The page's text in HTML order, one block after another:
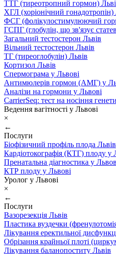
ТТГ (тиреотропний гормон)
ХГЛ (хоріонічний гонадотропін)
ФСГ (фолікулостимулюючий
ГСПГ (глобулін, що зв'язує
Загальний тестостерон Львів
Вільний тестостерон Львів
ТГ (тиреоглобулін) Львів
Кортизол Львів
Спермограма у Львові
Антимюлерів гормон (АМГ) у
Аналізи на гормони у Львові
CarrierSeq: тест на носіння
Ведення вагітності у Львові
×
←
Послуги
Біофізичний профіль плода Львів
Кардіотокографія (КТГ) плоду у
Пренатальна діагностика у
КТР плоду у Львові
Уролог у Львові
×
←
Послуги
Вазорезекція Львів
Пластика вуздечки
Лікування еректильної
Обрізання крайньої плоті
Лікування баланопоститу Львів